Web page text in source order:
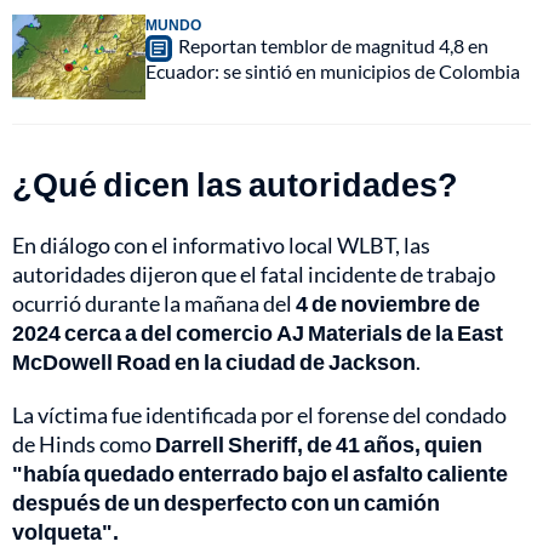
MUNDO
Reportan temblor de magnitud 4,8 en
Ecuador: se sintió en municipios de Colombia
¿Qué dicen las autoridades?
En diálogo con el informativo local WLBT, las
autoridades dijeron que el fatal incidente de trabajo
ocurrió durante la mañana del4 de noviembre de
2024 cerca a del comercio AJ Materials de la East
McDowell Road en la ciudad de Jackson.
La víctima fue identificada por el forense del condado
de Hinds comoDarrell Sheriff, de 41 años, quien
"había quedado enterrado bajo el asfalto caliente
después de un desperfecto con un camión
volqueta".